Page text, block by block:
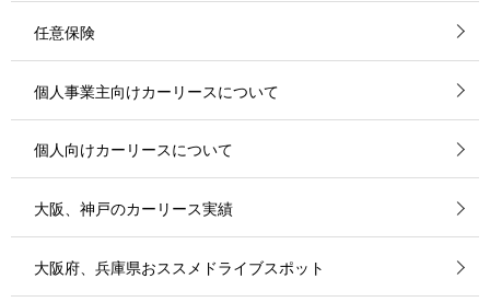
任意保険
個人事業主向けカーリースについて
個人向けカーリースについて
大阪、神戸のカーリース実績
大阪府、兵庫県おススメドライブスポット